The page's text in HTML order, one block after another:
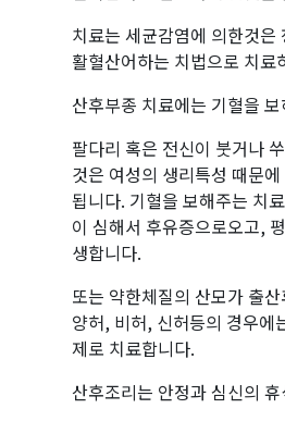
치료는 세균감염에 의한것
활혈산어하는 치법으로 치
산후부종 치료에는 기혈을
팔다리 혹은 전신이 붓거나
것은 여성의 생리특성 때문
됩니다. 기혈을 보해주는 치
이 심해서 후유증으로오고,
생합니다.
또는 약한체질의 산모가 출
양허, 비허, 신허등의 경우에
제로 치료합니다.
산후조리는 안정과 심신의